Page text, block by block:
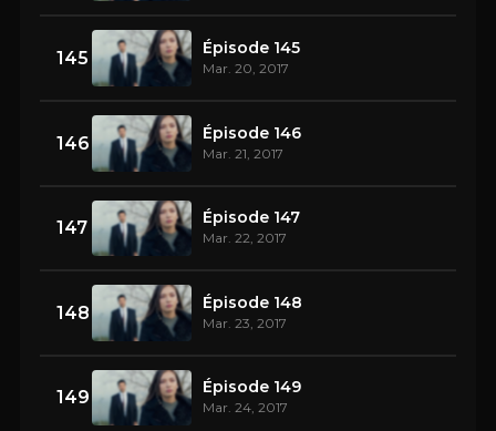
145 Épisode 145
Mar. 20, 2017
146 Épisode 146
Mar. 21, 2017
147 Épisode 147
Mar. 22, 2017
148 Épisode 148
Mar. 23, 2017
149 Épisode 149
Mar. 24, 2017